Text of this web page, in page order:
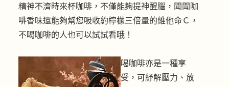
精神不濟時來杯咖啡，不僅能夠提神醒腦，聞聞咖
啡香味還能夠幫您吸收約檸檬三倍量的維他命Ｃ，
不喝咖啡的人也可以試試看哦！
喝咖啡亦是一種享
受，可紓解壓力、放